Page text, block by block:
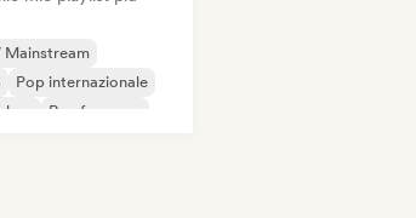
Pop internazionale
Rap francese